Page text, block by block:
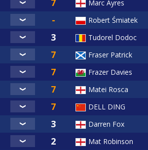
Marc Ayres
Robert Śmiatek
Tudorel Dodoc
Fraser Patrick
Frazer Davies
Matei Rosca
DELL DING
Darren Fox
Mat Robinson